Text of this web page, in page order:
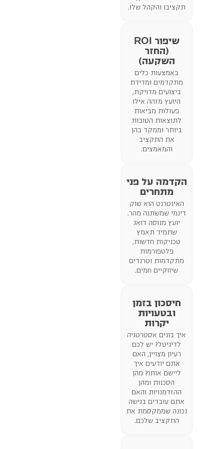
תקציבו והקהל שלו.
שיפור ROI
(החזר
השקעה)
באמצעות כלים
מתקדמים ומדידת
ביצועים מדויקת,
היועץ מזהה אילו
פעולות מביאות
לתוצאות הטובות
ביותר וממקד בהן
את התקציב
והמאמצים.
הקדמה על פני
מתחרים
האינטרנט הוא שוק
דינמי שמשתנה מהר.
יועץ מנוסה דואג
שתמיד תאמץ
טכניקות חדשות,
פלטפורמות
מתקדמות וטרנדים
שיווקיים חמים.
חיסכון בזמן
ובטעויות
יקרות
איך בונים אסטרטגיה
לדיגיטל? יש לכם
רעיון מצויין, האם
אתם יודעים איך
ליישם אותו? מהן
הסכנות ומהן
ההזדמנויות והאם
אתם עובדים בגישה
נכונה שממקסמת את
התקציב שלכם.